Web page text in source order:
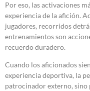
Por eso, las activaciones
experiencia de la afición.
jugadores, recorridos
entrenamientos son
recuerdo duradero.
Cuando los aficionados
experiencia deportiva, la
patrocinador externo, sino